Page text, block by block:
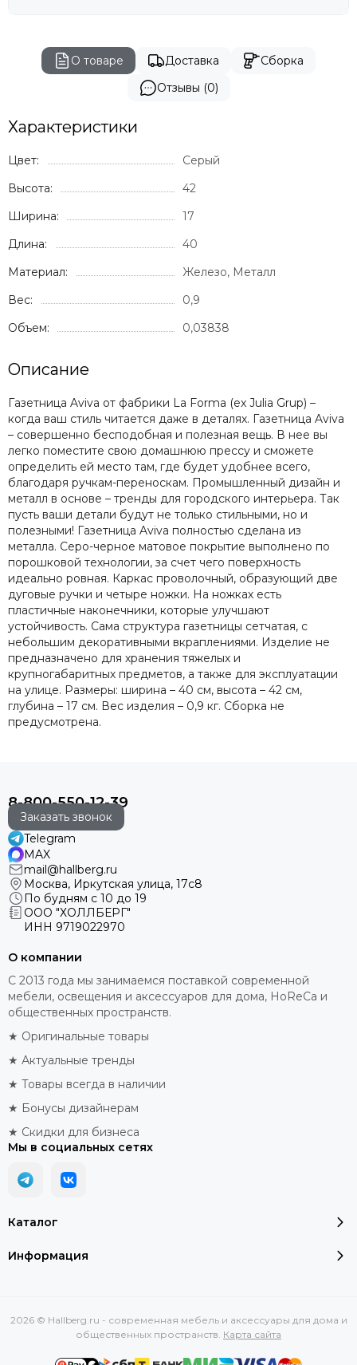
О товаре Доставка
Сборка
Отзывы (0)
Характеристики
Цвет:
Серый
Высота:
42
Ширина:
17
Длина:
40
Материал:
Железо, Металл
Вес:
0,9
Объем:
0,03838
Описание
Газетница Aviva от фабрики La Forma (ex Julia Grup) –
когда ваш стиль читается даже в деталях. Газетница Aviva
– совершенно бесподобная и полезная вещь. В нее вы
легко поместите свою домашнюю прессу и сможете
определить ей место там, где будет удобнее всего,
благодаря ручкам-переноскам. Промышленный дизайн и
металл в основе – тренды для городского интерьера. Так
пусть ваши детали будут не только стильными, но и
полезными! Газетница Aviva полностью сделана из
металла. Серо-черное матовое покрытие выполнено по
порошковой технологии, за счет чего поверхность
идеально ровная. Каркас проволочный, образующий две
дуговые ручки и четыре ножки. На ножках есть
пластичные наконечники, которые улучшают
устойчивость. Сама структура газетницы сетчатая, с
небольшим декоративными вкраплениями. Изделие не
предназначено для хранения тяжелых и
крупногабаритных предметов, а также для эксплуатации
на улице. Размеры: ширина – 40 см, высота – 42 см,
глубина – 17 см. Вес изделия – 0,9 кг. Сборка не
предусмотрена.
8-800-550-12-39
Заказать звонок
Telegram
MAX
mail@hallberg.ru
Москва, Иркутская улица, 17с8
По будням с 10 до 19
ООО "ХОЛЛБЕРГ"
ИНН 9719022970
Каталог
Информация
О компании
С 2013 года мы занимаемся поставкой современной
мебели, освещения и аксессуаров для дома, HoReCa и
общественных пространств.
★ Оригинальные товары
★ Актуальные тренды
★ Товары всегда в наличии
★ Бонусы дизайнерам
★ Скидки для бизнеса
Мы в социальных сетях
2026 © Hallberg.ru - современная мебель и аксессуары для дома и
общественных пространств. Карта сайта